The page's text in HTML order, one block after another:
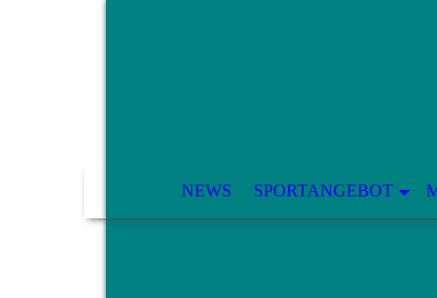
NEWS SPORTANGEBOT